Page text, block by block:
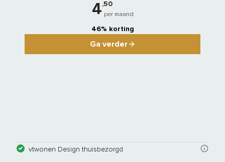
4,50
per maand
46% korting
Ga verder
vtwonen Design thuisbezorgd